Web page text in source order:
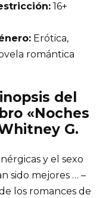
16+
Erótica,
romántica
del
«Noches
G.
y el sexo
sido mejores … –
los romances de